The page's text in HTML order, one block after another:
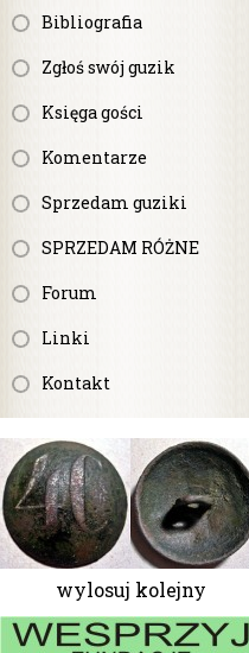
Bibliografia
Zgłoś swój guzik
Księga gości
Komentarze
Sprzedam guziki
SPRZEDAM RÓŻNE
Forum
Linki
Kontakt
wylosuj kolejny